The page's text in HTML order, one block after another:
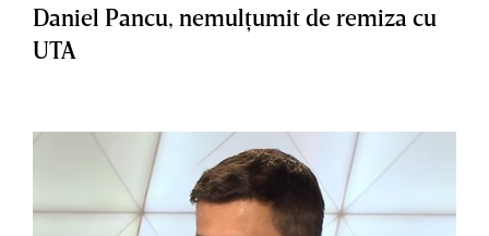
Daniel Pancu, nemulţumit de remiza cu
UTA